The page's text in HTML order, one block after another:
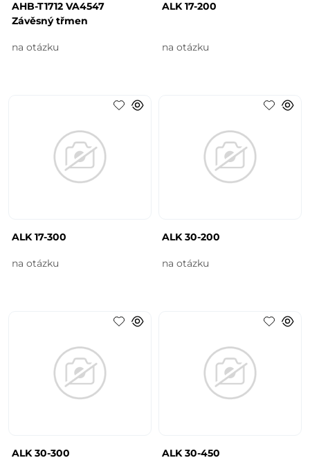
AHB-T1712 VA4547
Závěsný třmen
na otázku
ALK 17-200
na otázku
ALK 17-300
na otázku
ALK 30-200
na otázku
ALK 30-300 ALK 30-450